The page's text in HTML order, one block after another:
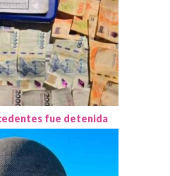
fue detenida